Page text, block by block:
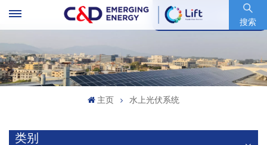
搜索
股票代码 : 600153.SH
主页 水上光伏系统
类别